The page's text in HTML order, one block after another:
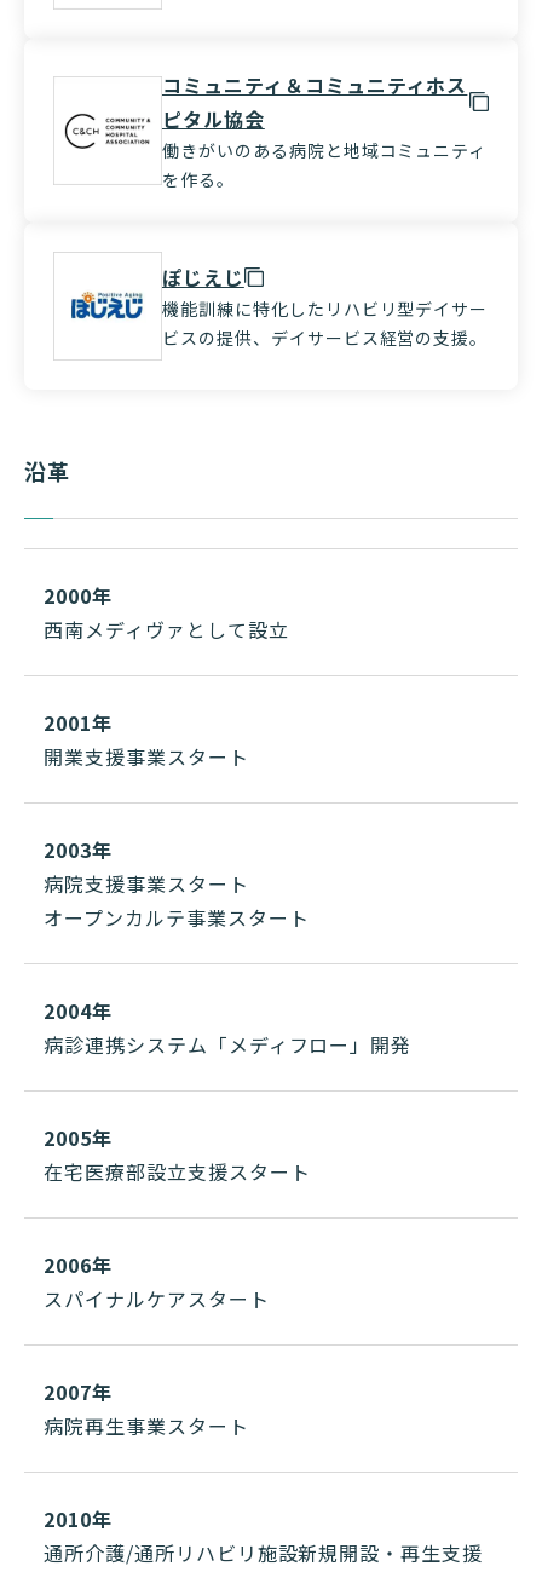
コミュニティ＆コミュニティホス
ピタル協会
働きがいのある病院と地域コミュニティ
を作る。
ぽじえじ
機能訓練に特化したリハビリ型デイサー
ビスの提供、デイサービス経営の支援。
沿革
2000年
西南メディヴァとして設立
2001年
開業支援事業スタート
2003年
病院支援事業スタート
オープンカルテ事業スタート
2004年
病診連携システム「メディフロー」開発
2005年
在宅医療部設立支援スタート
2006年
スパイナルケアスタート
2007年
病院再生事業スタート
2010年
通所介護/通所リハビリ施設新規開設・再生支援